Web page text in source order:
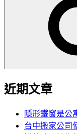
近期文章
隱形鐵窗是公
台中搬家公司